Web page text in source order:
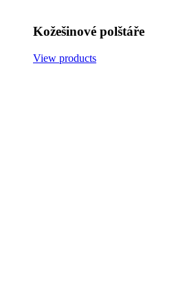
Kožešinové polštáře
View products